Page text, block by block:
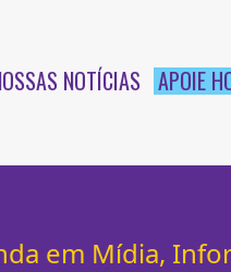
NOTÍCIAS APOIE
em Mídia,